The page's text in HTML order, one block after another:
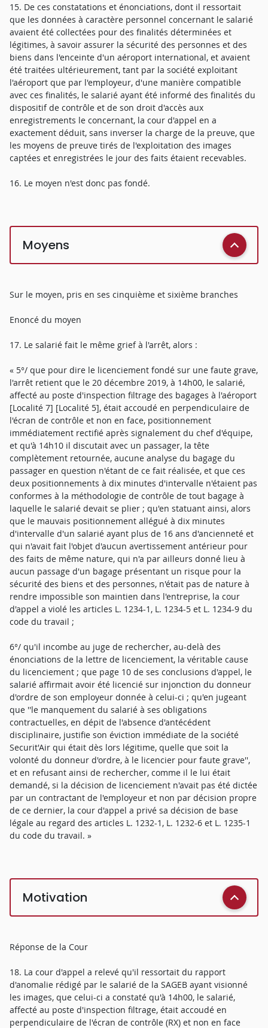
15. De ces constatations et énonciations, dont il ressortait
que les données à caractère personnel concernant le salarié
avaient été collectées pour des finalités déterminées et
légitimes, à savoir assurer la sécurité des personnes et des
biens dans l'enceinte d'un aéroport international, et avaient
été traitées ultérieurement, tant par la société exploitant
l'aéroport que par l'employeur, d'une manière compatible
avec ces finalités, le salarié ayant été informé des finalités du
dispositif de contrôle et de son droit d'accès aux
enregistrements le concernant, la cour d'appel en a
exactement déduit, sans inverser la charge de la preuve, que
les moyens de preuve tirés de l'exploitation des images
captées et enregistrées le jour des faits étaient recevables.
16. Le moyen n'est donc pas fondé.
Moyens
Sur le moyen, pris en ses cinquième et sixième branches
Enoncé du moyen
17. Le salarié fait le même grief à l'arrêt, alors :
« 5°/ que pour dire le licenciement fondé sur une faute grave,
l'arrêt retient que le 20 décembre 2019, à 14h00, le salarié,
affecté au poste d'inspection filtrage des bagages à l'aéroport
[Localité 7] [Localité 5], était accoudé en perpendiculaire de
l'écran de contrôle et non en face, positionnement
immédiatement rectifié après signalement du chef d'équipe,
et qu'à 14h10 il discutait avec un passager, la tête
complètement retournée, aucune analyse du bagage du
passager en question n'étant de ce fait réalisée, et que ces
deux positionnements à dix minutes d'intervalle n'étaient pas
conformes à la méthodologie de contrôle de tout bagage à
laquelle le salarié devait se plier ; qu'en statuant ainsi, alors
que le mauvais positionnement allégué à dix minutes
d'intervalle d'un salarié ayant plus de 16 ans d'ancienneté et
qui n'avait fait l'objet d'aucun avertissement antérieur pour
des faits de même nature, qui n'a par ailleurs donné lieu à
aucun passage d'un bagage présentant un risque pour la
sécurité des biens et des personnes, n'était pas de nature à
rendre impossible son maintien dans l'entreprise, la cour
d'appel a violé les articles L. 1234-1, L. 1234-5 et L. 1234-9 du
code du travail ;
6°/ qu'il incombe au juge de rechercher, au-delà des
énonciations de la lettre de licenciement, la véritable cause
du licenciement ; que page 10 de ses conclusions d'appel, le
salarié affirmait avoir été licencié sur injonction du donneur
d'ordre de son employeur donnée à celui-ci ; qu'en jugeant
que ''le manquement du salarié à ses obligations
contractuelles, en dépit de l'absence d'antécédent
disciplinaire, justifie son éviction immédiate de la société
Securit'Air qui était dès lors légitime, quelle que soit la
volonté du donneur d'ordre, à le licencier pour faute grave'',
et en refusant ainsi de rechercher, comme il le lui était
demandé, si la décision de licenciement n'avait pas été dictée
par un contractant de l'employeur et non par décision propre
de ce dernier, la cour d'appel a privé sa décision de base
légale au regard des articles L. 1232-1, L. 1232-6 et L. 1235-1
du code du travail. »
Motivation
Réponse de la Cour
18. La cour d'appel a relevé qu'il ressortait du rapport
d'anomalie rédigé par le salarié de la SAGEB ayant visionné
les images, que celui-ci a constaté qu'à 14h00, le salarié,
affecté au poste d'inspection filtrage, était accoudé en
perpendiculaire de l'écran de contrôle (RX) et non en face